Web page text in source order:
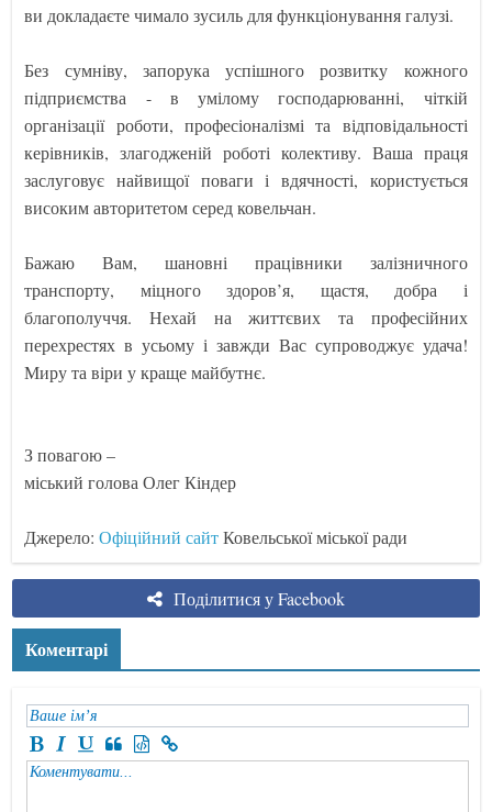
ви докладаєте чимало зусиль для функціонування галузі.
Без сумніву, запорука успішного розвитку кожного
підприємства - в умілому господарюванні, чіткій
організації роботи, професіоналізмі та відповідальності
керівників, злагодженій роботі колективу. Ваша праця
заслуговує найвищої поваги і вдячності, користується
високим авторитетом серед ковельчан.
Бажаю Вам, шановні працівники залізничного
транспорту, міцного здоров’я, щастя, добра і
благополуччя. Нехай на життєвих та професійних
перехрестях в усьому і завжди Вас супроводжує удача!
Миру та віри у краще майбутнє.
З повагою –
міський голова Олег Кіндер
Джерело:Офіційний сайтКовельської міської ради
Поділитися у Facebook
Коментарі